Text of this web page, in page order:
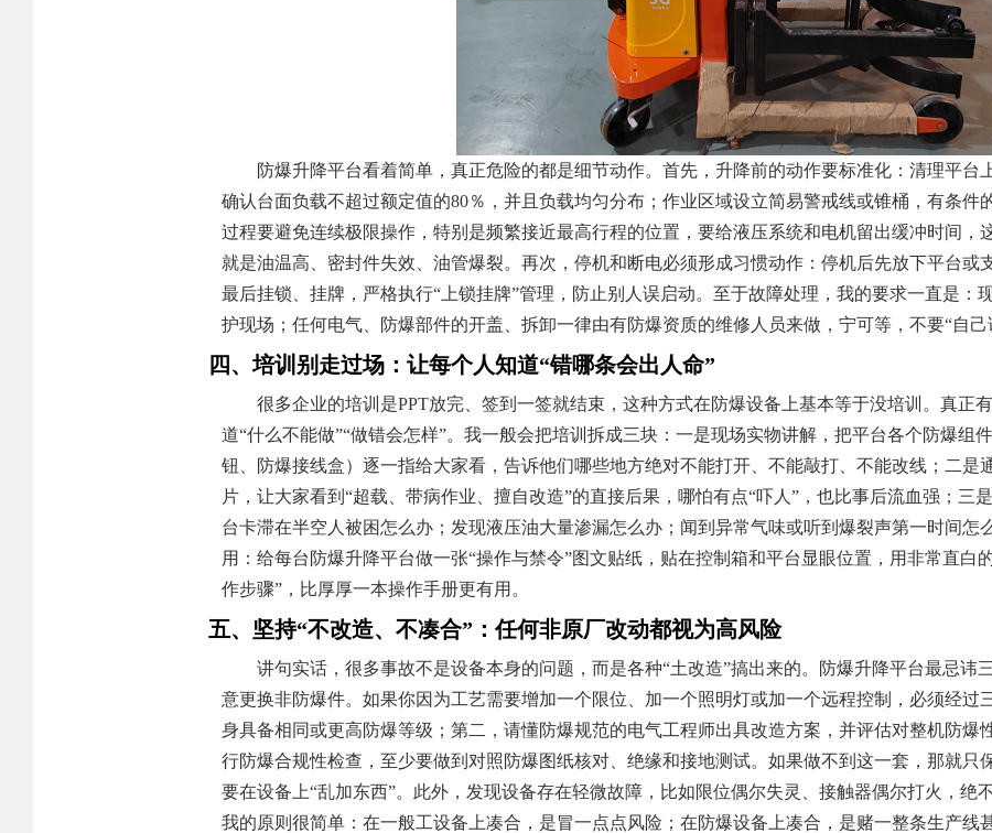
防爆升降平台看着简单，真正危险的都是细节动作。首先，升降前的动作要标准化：清理平台
确认台面负载不超过额定值的80％，并且负载均匀分布；作业区域设立简易警戒线或锥桶，有条件
过程要避免连续极限操作，特别是频繁接近最高行程的位置，要给液压系统和电机留出缓冲时间，
就是油温高、密封件失效、油管爆裂。再次，停机和断电必须形成习惯动作：停机后先放下平台或
最后挂锁、挂牌，严格执行“上锁挂牌”管理，防止别人误启动。至于故障处理，我的要求一直是
护现场；任何电气、防爆部件的开盖、拆卸一律由有防爆资质的维修人员来做，宁可等，不要“自己
四、培训别走过场：让每个人知道“错哪条会出人命”
很多企业的培训是PPT放完、签到一签就结束，这种方式在防爆设备上基本等于没培训。真正
道“什么不能做”“做错会怎样”。我一般会把培训拆成三块：一是现场实物讲解，把平台各个防爆组
钮、防爆接线盒）逐一指给大家看，告诉他们哪些地方绝对不能打开、不能敲打、不能改线；二是
片，让大家看到“超载、带病作业、擅自改造”的直接后果，哪怕有点“吓人”，也比事后流血强；三
台卡滞在半空人被困怎么办；发现液压油大量渗漏怎么办；闻到异常气味或听到爆裂声第一时间怎
用：给每台防爆升降平台做一张“操作与禁令”图文贴纸，贴在控制箱和平台显眼位置，用非常直白
作步骤”，比厚厚一本操作手册更有用。
五、坚持“不改造、不凑合”：任何非原厂改动都视为高风险
讲句实话，很多事故不是设备本身的问题，而是各种“土改造”搞出来的。防爆升降平台最忌讳
意更换非防爆件。如果你因为工艺需要增加一个限位、加一个照明灯或加一个远程控制，必须经过
身具备相同或更高防爆等级；第二，请懂防爆规范的电气工程师出具改造方案，并评估对整机防爆
行防爆合规性检查，至少要做到对照防爆图纸核对、绝缘和接地测试。如果做不到这一套，那就只
要在设备上“乱加东西”。此外，发现设备存在轻微故障，比如限位偶尔失灵、接触器偶尔打火，绝
我的原则很简单：在一般工设备上凑合，是冒一点点风险；在防爆设备上凑合，是赌一整条生产线